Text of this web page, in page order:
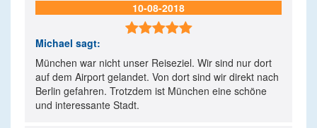
10-08-2018

Michael sagt:
München war nicht unser Reiseziel. Wir sind nur dort
auf dem Airport gelandet. Von dort sind wir direkt nach
Berlin gefahren. Trotzdem ist München eine schöne
und interessante Stadt.